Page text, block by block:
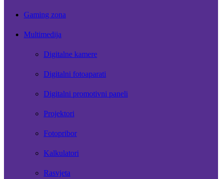
Gaming zona
Multimedija
Digitalne kamere
Digitalni fotoaparati
Digitalni promotivni paneli
Projektori
Fotopribor
Kalkulatori
Rasvjeta